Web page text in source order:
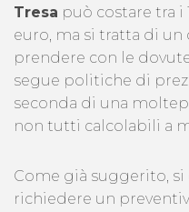
Tresa può costare tra i
euro, ma si tratta di
prendere con le
segue politiche di
seconda di una
non tutti calcolabili a
Come già suggerito,
richiedere un